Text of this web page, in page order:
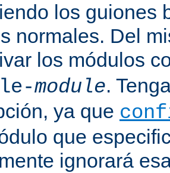
los guiones
normales. Del
los módulos
module.
ya que
que
ignorará